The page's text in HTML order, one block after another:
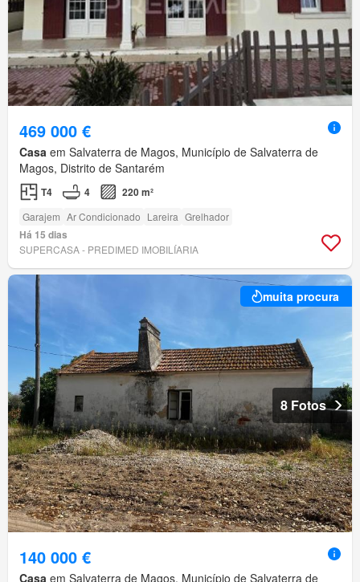
469 000 €
Casa em Salvaterra de Magos, Município de Salvaterra de
Magos, Distrito de Santarém
T4 4 220 m²
Garajem Ar Condicionado Lareira Grelhador
Há 15 dias
SUPERCASA - PREDIMED IMOBILÍARIA
muita procura
8 Fotos
140 000 €
Casa em Salvaterra de Magos, Município de Salvaterra de